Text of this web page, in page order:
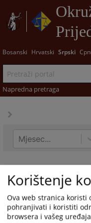
Bosanski Hrvatski Srpski
Napredna pretraga
Mjesec...
Korištenje
Ova web stranica koristi
pohranjivati i koristiti
browsera i vašeg